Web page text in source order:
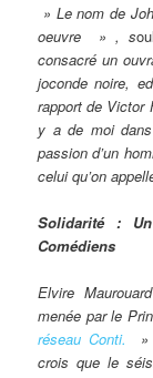
» Le nom de
oeuvre » , s
consacré un
joconde noire,
rapport de Victor
y a de moi
passion d’un
celui qu’on
Solidarité :
Comédiens
Elvire
menée par le
réseau Conti. »
crois que le